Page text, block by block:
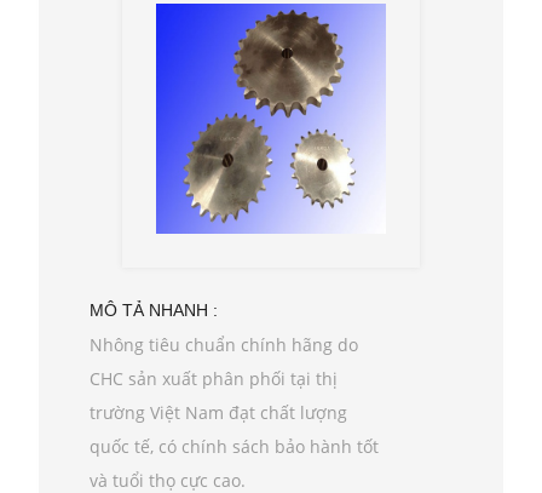
MÔ TẢ NHANH :
Nhông tiêu chuẩn chính hãng do
CHC sản xuất phân phối tại thị
trường Việt Nam đạt chất lượng
quốc tế, có chính sách bảo hành tốt
và tuổi thọ cực cao.